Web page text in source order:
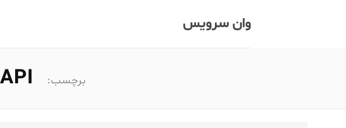
وان سرویس
برچسب: